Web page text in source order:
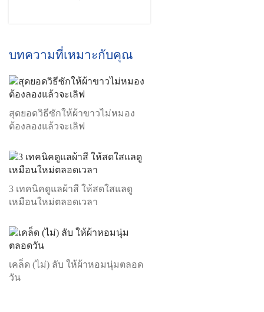
บทความที่เหมาะกับคุณ
สุดยอดวิธีซักให้ผ้าขาวไม่หมอง
ต้องลองแล้วจะเลิฟ
3 เทคนิคดูแลผ้าสี ให้สดใสแลดู
เหมือนใหม่ตลอดเวลา
เคล็ด (ไม่) ลับ ให้ผ้าหอมนุ่มตลอด
วัน